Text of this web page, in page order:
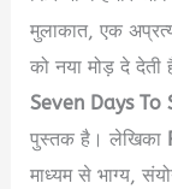
मुलाकात, एक
को नया मोड़ दे
Seven Days To
पुस्तक है। लेखिका
माध्यम से भाग्य,